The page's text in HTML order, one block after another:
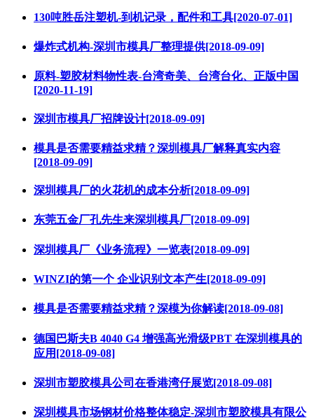
130吨胜岳注塑机-到机记录，配件和工具[2020-07-01]
爆炸式机构-深圳市模具厂整理提供[2018-09-09]
原料-塑胶材料物性表-台湾奇美、台湾台化、正版中国
[2020-11-19]
深圳市模具厂招牌设计[2018-09-09]
模具是否需要精益求精？深圳模具厂解释真实内容
[2018-09-09]
深圳模具厂的火花机的成本分析[2018-09-09]
东莞五金厂孔先生来深圳模具厂[2018-09-09]
深圳模具厂《业务流程》一览表[2018-09-09]
WINZI的第一个 企业识别文本产生[2018-09-09]
模具是否需要精益求精？深模为你解读[2018-09-08]
德国巴斯夫B 4040 G4 增强高光滑级PBT 在深圳模具的
应用[2018-09-08]
深圳市塑胶模具公司在香港湾仔展览[2018-09-08]
深圳模具市场钢材价格整体稳定-深圳市塑胶模具有限公